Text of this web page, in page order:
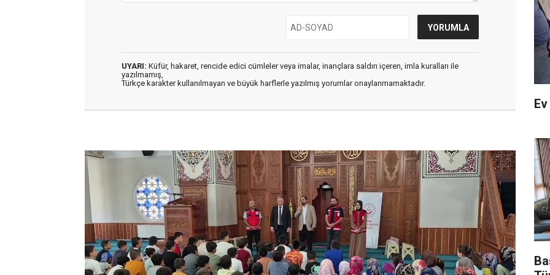
UYARI: Küfür, hakaret, rencide edici cümleler veya imalar, inançlara saldırı içeren, imla kuralları ile
yazılmamış,
Türkçe karakter kullanılmayan ve büyük harflerle yazılmış yorumlar onaylanmamaktadır.